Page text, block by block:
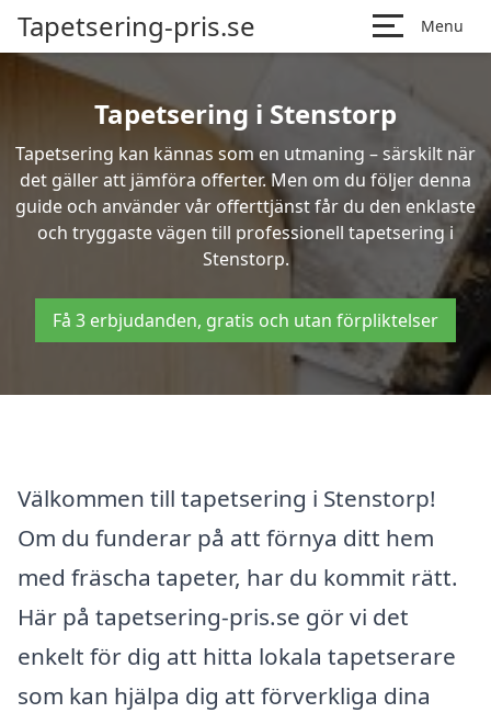
Tapetsering-pris.se Menu
Tapetsering i Stenstorp
Tapetsering kan kännas som en utmaning – särskilt när
det gäller att jämföra offerter. Men om du följer denna
guide och använder vår offerttjänst får du den enklaste
och tryggaste vägen till professionell tapetsering i
Stenstorp.
Få 3 erbjudanden, gratis och utan förpliktelser
Välkommen till tapetsering i Stenstorp!
Om du funderar på att förnya ditt hem
med fräscha tapeter, har du kommit rätt.
Här på tapetsering-pris.se gör vi det
enkelt för dig att hitta lokala tapetserare
som kan hjälpa dig att förverkliga dina